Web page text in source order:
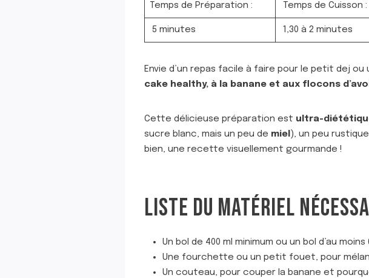
Temps de Préparation : Temps de Cuisson :
5 minutes 1,30 à 2 minutes
Envie d’un repas facile à faire pour le petit dej
cake healthy, à la banane et aux flocons
Cette délicieuse préparation est ultra-
sucre blanc, mais un peu de miel ), un peu
bien, une recette visuellement gourmande !
LISTE DU MATÉRIEL
Un bol de 400 ml minimum ou un bol d’au
Une fourchette ou un petit fouet, pour
Un couteau, pour couper la banane et